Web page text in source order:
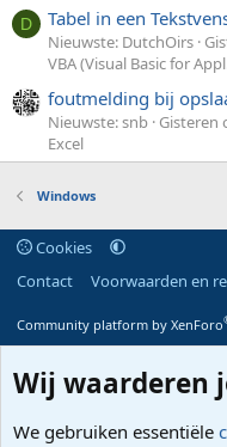
D Tabel in een
Nieuwste: DutchOirs
VBA (Visual Basic for
foutmelding bij
Nieuwste: snb Gisteren
Excel
Windows
Cookies
Contact
Voorwaarden en
Community platform by XenForo
Wij waarderen
We gebruiken essentiële